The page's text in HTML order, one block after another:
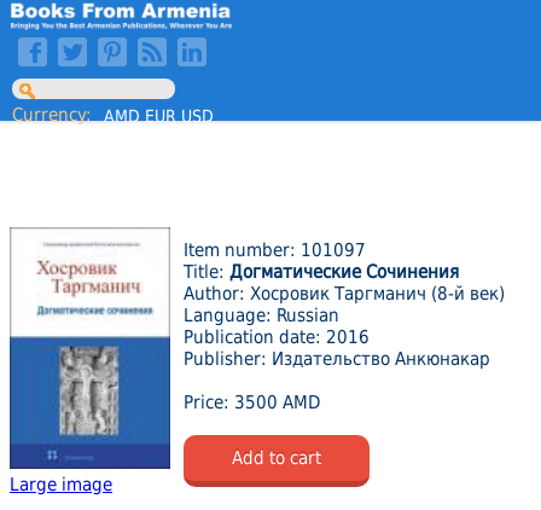
Currency: AMD EUR USD
Large image
Item number: 101097
Title: Догматические Сочинения
Author: Хосровик Таргманич (8-й век)
Language: Russian
Publication date: 2016
Publisher: Издательство Анкюнакар
Price: 3500 AMD
Add to cart